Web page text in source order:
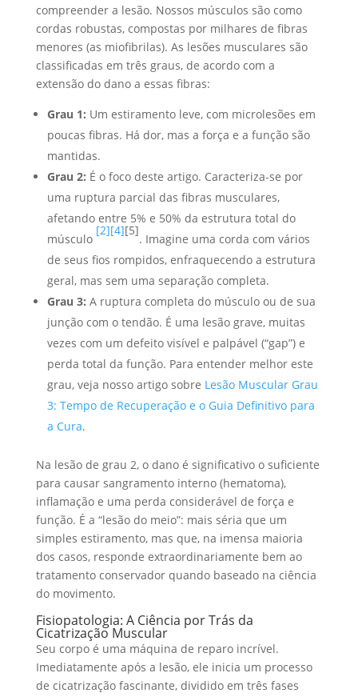
compreender a lesão. Nossos músculos são como
cordas robustas, compostas por milhares de fibras
menores (as miofibrilas). As lesões musculares são
classificadas em três graus, de acordo com a
extensão do dano a essas fibras:
Grau 1: Um estiramento leve, com microlesões em
poucas fibras. Há dor, mas a força e a função são
mantidas.
Grau 2: É o foco deste artigo. Caracteriza-se por
uma ruptura parcial das fibras musculares,
afetando entre 5% e 50% da estrutura total do
músculo
[2][4][5]
. Imagine uma corda com vários
de seus fios rompidos, enfraquecendo a estrutura
geral, mas sem uma separação completa.
Grau 3: A ruptura completa do músculo ou de sua
junção com o tendão. É uma lesão grave, muitas
vezes com um defeito visível e palpável (“gap”) e
perda total da função. Para entender melhor este
grau, veja nosso artigo sobre Lesão Muscular Grau
3: Tempo de Recuperação e o Guia Definitivo para
a Cura.
Na lesão de grau 2, o dano é significativo o suficiente
para causar sangramento interno (hematoma),
inflamação e uma perda considerável de força e
função. É a “lesão do meio”: mais séria que um
simples estiramento, mas que, na imensa maioria
dos casos, responde extraordinariamente bem ao
tratamento conservador quando baseado na ciência
do movimento.
Fisiopatologia: A Ciência por Trás da
Cicatrização Muscular
Seu corpo é uma máquina de reparo incrível.
Imediatamente após a lesão, ele inicia um processo
de cicatrização fascinante, dividido em três fases